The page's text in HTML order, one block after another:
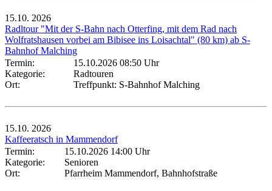
15.10. 2026
Radltour "Mit der S-Bahn nach Otterfing, mit dem Rad nach
Wolfratshausen vorbei am Bibisee ins Loisachtal" (80 km) ab S-
Bahnhof Malching
Termin:
15.10.2026 08:50 Uhr
Kategorie:
Radtouren
Ort:
Treffpunkt: S-Bahnhof Malching
15.10. 2026
Kaffeeratsch in Mammendorf
Termin:
15.10.2026 14:00 Uhr
Kategorie:
Senioren
Ort:
Pfarrheim Mammendorf, Bahnhofstraße